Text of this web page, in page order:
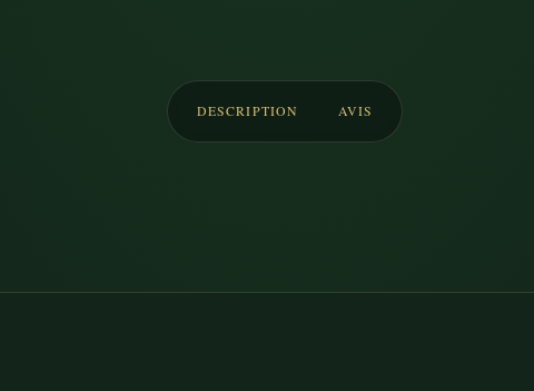
DESCRIPTION AVIS